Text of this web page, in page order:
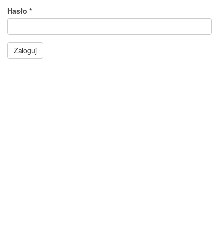
Hasło *
Zaloguj